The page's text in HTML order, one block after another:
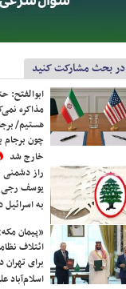
در بحث مشارکت کنید
ابوالفتح:
مذاکره
هستیم/
چون برجام
خارج شد
راز دشمنی
یوسف رجی
به اسرائیل
«پیمان
ائتلاف
برای
اسلام‌آباد